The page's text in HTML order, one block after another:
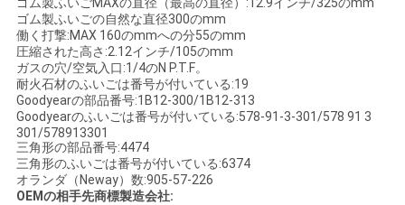
求
し
な
さ
い
ゴム製ふいごMAXの直径（最高の直径）:12.9インチ/325のmm
ゴム製ふいごの自然な直径300のmm
働く打撃:MAX 160のmmへの分55のmm
圧縮された高さ:2.12インチ/105のmm
ガスの穴/空気入口:1/4のN P.T.F。
耐火石材のふいごは番号が付いている:19
Goodyearの部品番号:1B12-300/1B12-313
Goodyearのふいごは番号が付いている:578-91-3-301/578 91 3
301/578913301
三角形の部品番号:4474
三角形のふいごは番号が付いている:6374
オランダ（Neway）数:905-57-226
OEMの相手先商標製造会社: